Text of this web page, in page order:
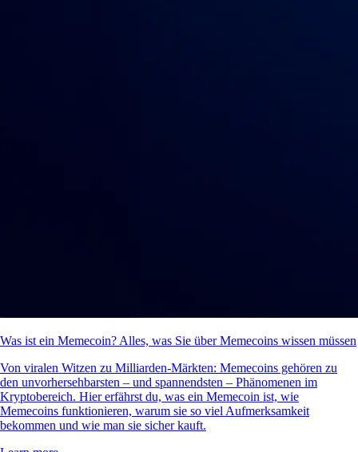
Was ist ein Memecoin? Alles, was Sie über Memecoins wissen müssen
Von viralen Witzen zu Milliarden-Märkten: Memecoins gehören zu
den unvorhersehbarsten – und spannendsten – Phänomenen im
Kryptobereich. Hier erfährst du, was ein Memecoin ist, wie
Memecoins funktionieren, warum sie so viel Aufmerksamkeit
bekommen und wie man sie sicher kauft.